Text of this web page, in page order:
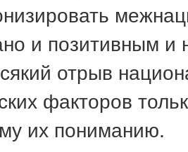
и позитивным
отрыв
факторов
их пониманию.